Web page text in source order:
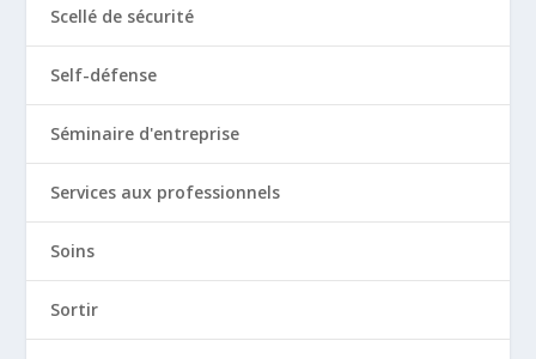
Scellé de sécurité
Self-défense
Séminaire d'entreprise
Services aux professionnels
Soins
Sortir